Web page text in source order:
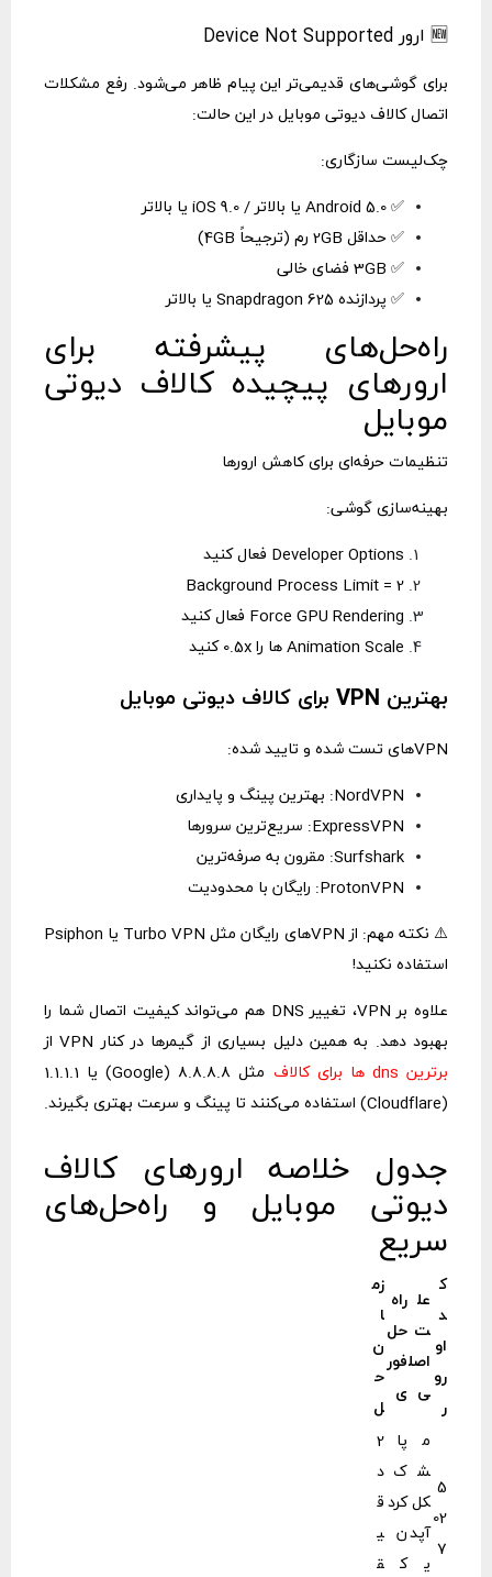
🆕 ارور Device Not Supported
برای گوشی‌های قدیمی‌تر این پیام ظاهر می‌شود. رفع مشکلات
اتصال کالاف دیوتی موبایل در این حالت:
چک‌لیست سازگاری:
✅ Android 5.0 یا بالاتر / iOS 9.0 یا بالاتر
✅ حداقل 2GB رم (ترجیحاً 4GB)
✅ 3GB فضای خالی
✅ پردازنده Snapdragon 625 یا بالاتر
راه‌حل‌های پیشرفته برای
ارورهای پیچیده کالاف دیوتی
موبایل
تنظیمات حرفه‌ای برای کاهش ارورها
بهینه‌سازی گوشی:
Developer Options فعال کنید
Background Process Limit = 2
Force GPU Rendering فعال کنید
Animation Scale ها را 0.5x کنید
بهترین VPN برای کالاف دیوتی موبایل
VPNهای تست شده و تایید شده:
NordVPN: بهترین پینگ و پایداری
ExpressVPN: سریع‌ترین سرورها
Surfshark: مقرون به صرفه‌ترین
ProtonVPN: رایگان با محدودیت
⚠️ نکته مهم: از VPNهای رایگان مثل Turbo VPN یا Psiphon
استفاده نکنید!
علاوه بر VPN، تغییر DNS هم می‌تواند کیفیت اتصال شما را
بهبود دهد. به همین دلیل بسیاری از گیمرها در کنار VPN از
برترین dns ها برای کالاف
مثل 8.8.8.8 (Google) یا 1.1.1.1
(Cloudflare) استفاده می‌کنند تا پینگ و سرعت بهتری بگیرند.
جدول خلاصه ارورهای کالاف
دیوتی موبایل و راه‌حل‌های
سریع
ک
د
او
رو
ر
عل
ت
اصل
ی
راه‌
حل
فور
ی
زم
ا
ن
ح
ل
5
02
7
م
ش
کل
آپد
ی
پا
ک
کرد
ن
ک
2
د
ق
ی
ق